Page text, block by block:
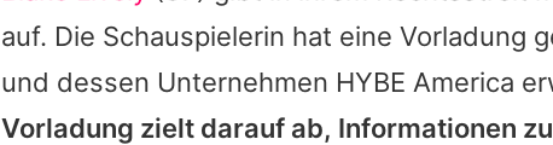
App runterladen
auf. Die Schauspielerin hat eine Vorladung
und dessen Unternehmen HYBE America
Vorladung zielt darauf ab, Informationen